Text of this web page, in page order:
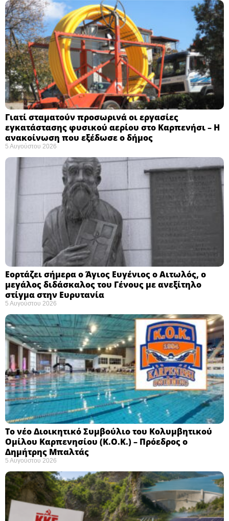
Γιατί σταματούν προσωρινά οι εργασίες
εγκατάστασης φυσικού αερίου στο Καρπενήσι – Η
ανακοίνωση που εξέδωσε ο δήμος
5 Αυγούστου 2026
Εορτάζει σήμερα ο Άγιος Ευγένιος ο Αιτωλός, ο
μεγάλος διδάσκαλος του Γένους με ανεξίτηλο
στίγμα στην Ευρυτανία
5 Αυγούστου 2026
Το νέο Διοικητικό Συμβούλιο του Κολυμβητικού
Ομίλου Καρπενησίου (Κ.Ο.Κ.) – Πρόεδρος ο
Δημήτρης Μπαλτάς
5 Αυγούστου 2026